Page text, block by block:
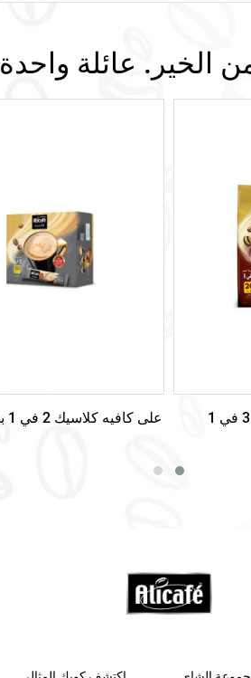
الخير. عائلة واحدة
على كافيه كلاسيك 2 في 1 بدون سكر